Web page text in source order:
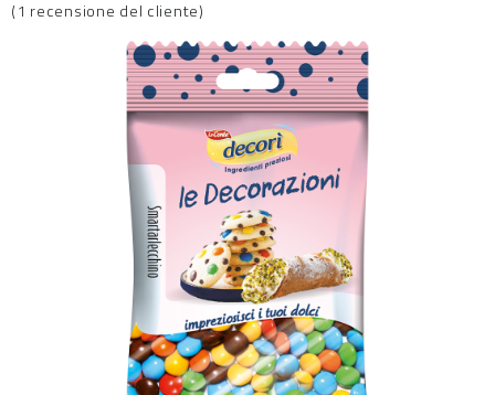
su base
di
recensioni
(1 recensione del cliente)